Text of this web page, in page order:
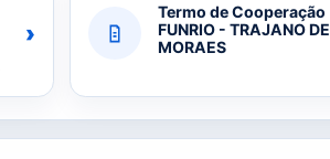
›
Termo de Cooperação
FUNRIO - TRAJANO DE
MORAES